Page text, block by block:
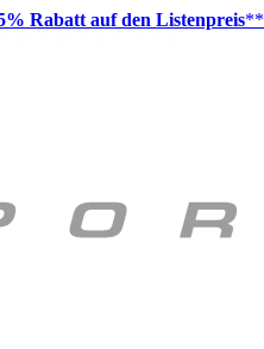
Rabatt auf den Listenpreis**